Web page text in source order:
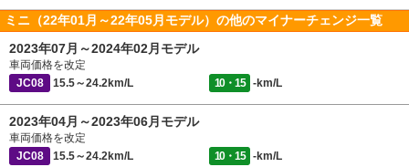
ミニ（22年01月～22年05月モデル）の他のマイナーチェンジ一覧
2023年07月～2024年02月モデル
車両価格を改定
JC08
15.5～24.2km/L 10・15 -km/L
2023年04月～2023年06月モデル
車両価格を改定
JC08
15.5～24.2km/L 10・15 -km/L